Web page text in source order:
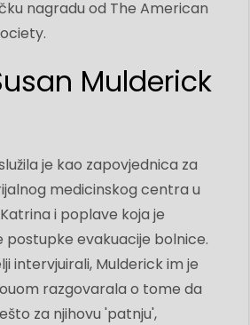
nagradu od The American
Mulderick
je kao zapovjednica za
medicinskog centra u
i poplave koja je
postupke evakuacije bolnice.
intervjuirali, Mulderick im je
razgovarala o tome da
za njihovu 'patnju',